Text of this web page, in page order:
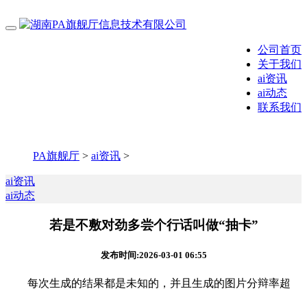
公司首页
关于我们
ai资讯
ai动态
联系我们
PA旗舰厅 > ai资讯 >
ai资讯
ai动态
若是不敷对劲多尝个行话叫做“抽卡”
发布时间:2026-03-01 06:55
每次生成的结果都是未知的，并且生成的图片分辩率超